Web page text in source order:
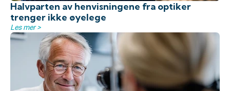
Halvparten av henvisningene fra optiker
trenger ikke øyelege
Les mer >